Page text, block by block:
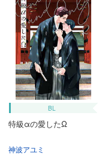
BL
特級αの愛したΩ
神波アユミ